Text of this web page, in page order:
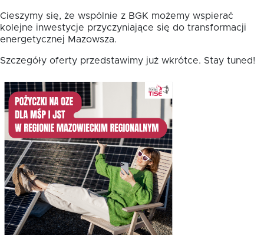
Oferta dla NGO/PES
Fundusz FKIS
Rodo
Dokumenty
Rekrutujemy
Kontakt
Cieszymy się, że wspólnie z BGK możemy wspierać
kolejne inwestycje przyczyniające się do transformacji
energetycznej Mazowsza.
Szczegóły oferty przedstawimy już wkrótce. Stay tuned!